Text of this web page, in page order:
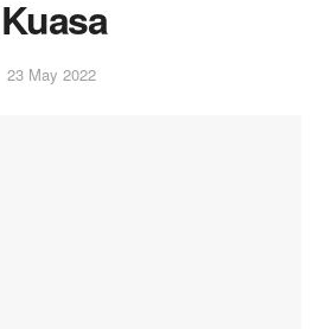
23 May 2022